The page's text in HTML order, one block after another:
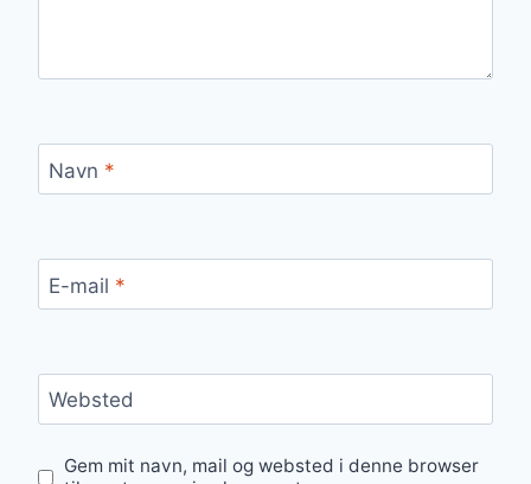
Navn *
E-mail *
Websted
Gem mit navn, mail og websted i denne browser